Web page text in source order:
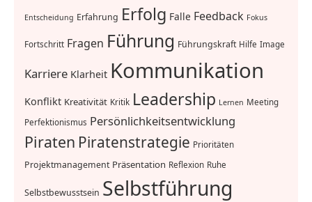
Entscheidung Erfahrung Erfolg Falle Feedback Fokus
Fortschritt Fragen Führung Führungskraft Hilfe Image
Karriere Klarheit Kommunikation
Konflikt Kreativität Kritik Leadership Lernen Meeting
Perfektionismus Persönlichkeitsentwicklung
Piraten Piratenstrategie Prioritäten
Projektmanagement Präsentation Reflexion Ruhe
Selbstbewusstsein Selbstführung